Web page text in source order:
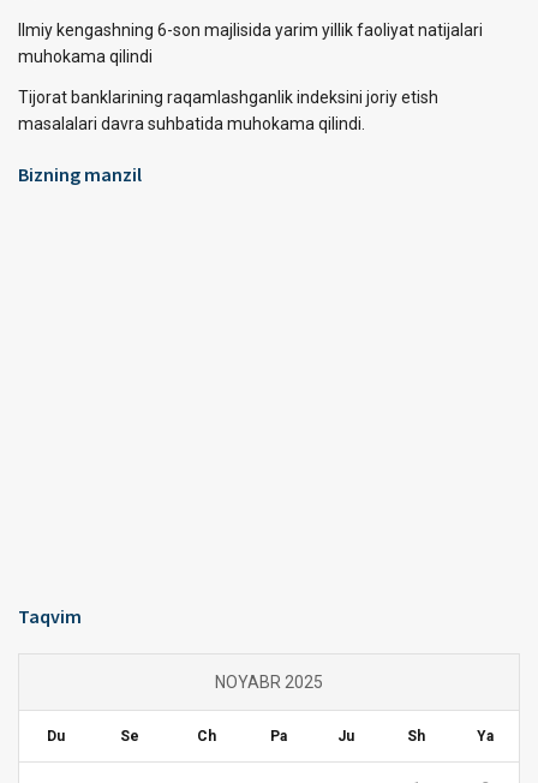
Ilmiy kengashning 6-son majlisida yarim yillik faoliyat natijalari
muhokama qilindi
Tijorat banklarining raqamlashganlik indeksini joriy etish
masalalari davra suhbatida muhokama qilindi.
Bizning manzil
Taqvim
NOYABR 2025
Du Se Ch Pa Ju Sh Ya